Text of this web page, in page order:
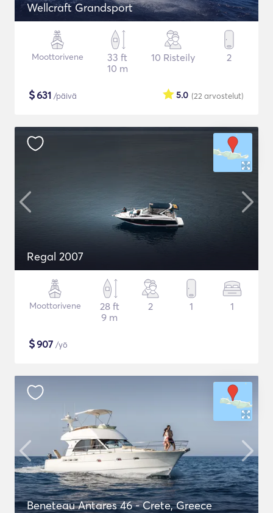
Wellcraft Grandsport
Moottorivene
33 ft
10 m
10 Risteily 2
$631 /päivä (22 arvostelut)
5.0
Regal 2007
Moottorivene
28 ft
9 m
2 1 1
$907 /yö
Beneteau Antares 46 - Crete, Greece